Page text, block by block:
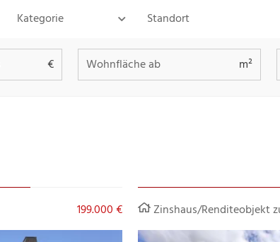
Kategorie Standort
€ Wohnfläche ab m²
199.000 € Zinshaus/Renditeobjekt zum